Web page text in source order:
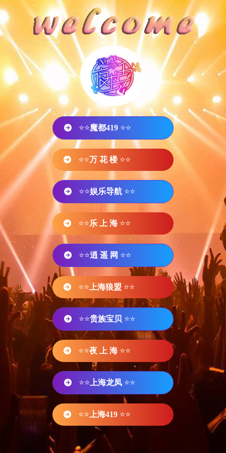
⭐⭐魔都419 ⭐⭐
⭐⭐万 花 楼 ⭐⭐
⭐⭐娱乐导航 ⭐⭐
⭐⭐乐 上 海 ⭐⭐
⭐⭐逍 遥 网 ⭐⭐
⭐⭐ 上海狼盟 ⭐⭐
⭐⭐贵族宝贝 ⭐⭐
⭐⭐夜 上 海 ⭐⭐
⭐⭐ 上海龙凤 ⭐⭐
⭐⭐ 上海419 ⭐⭐